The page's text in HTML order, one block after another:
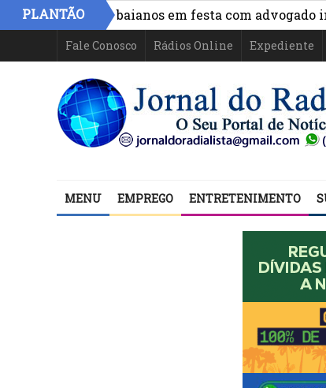
PLANTÃO
políticos baianos em festa com advogado
Fale Conosco Rádios Online Expediente
MENU EMPREGO ENTRETENIMENTO